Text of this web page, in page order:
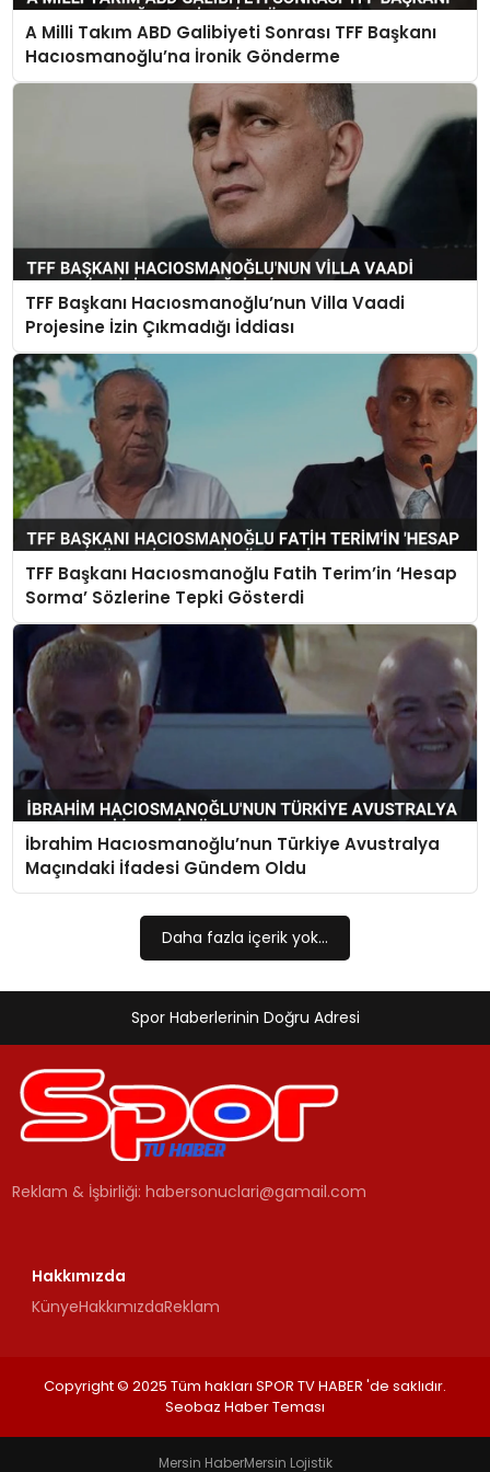
MAGAZIN
A Milli Takım ABD Galibiyeti Sonrası TFF Başkanı
Hacıosmanoğlu’na İronik Gönderme
TFF Başkanı Hacıosmanoğlu’nun Villa Vaadi
Projesine İzin Çıkmadığı İddiası
TFF Başkanı Hacıosmanoğlu Fatih Terim’in ‘Hesap
Sorma’ Sözlerine Tepki Gösterdi
İbrahim Hacıosmanoğlu’nun Türkiye Avustralya
Maçındaki İfadesi Gündem Oldu
Daha fazla içerik yok...
Spor Haberlerinin Doğru Adresi
Reklam & İşbirliği:habersonuclari@gamail.com
Hakkımızda
KünyeHakkımızdaReklam
Copyright © 2025 Tüm hakları SPOR TV HABER 'de saklıdır.
Seobaz Haber Teması
Mersin HaberMersin Lojistik